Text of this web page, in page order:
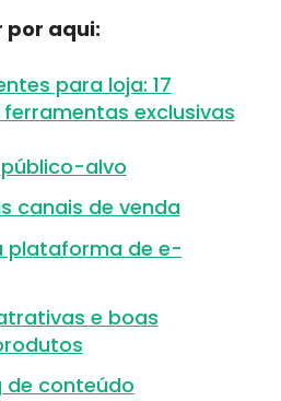
por aqui:
para loja: 17
exclusivas
alvo
canais de venda
plataforma de e-
e boas
de conteúdo